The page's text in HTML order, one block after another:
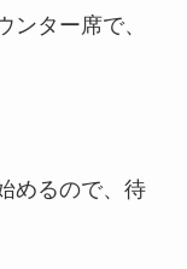
ンター席で、
めるので、待